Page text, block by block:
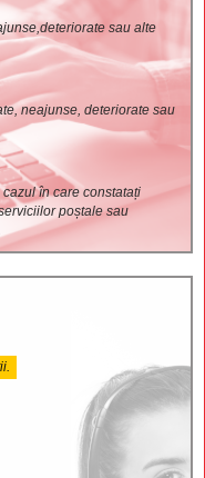
sau alte
neajunse, deteriorate sau
în care constatați
poștale sau